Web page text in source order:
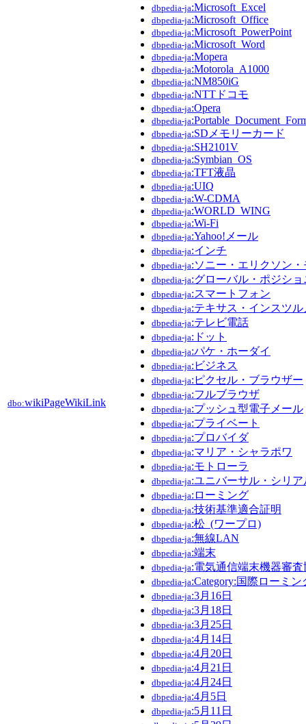
dbo:wikiPageWikiLink
dbpedia-ja:Microsoft_Excel
dbpedia-ja:Microsoft_Office
dbpedia-ja:Microsoft_PowerPoint
dbpedia-ja:Microsoft_Word
dbpedia-ja:Mopera
dbpedia-ja:Motorola_A1000
dbpedia-ja:NM850iG
dbpedia-ja:NTTドコモ
dbpedia-ja:Opera
dbpedia-ja
dbpedia-ja:SDメモリーカード
dbpedia-ja:SH2101V
dbpedia-ja:Symbian_OS
dbpedia-ja:TFT液晶
dbpedia-ja:UIQ
dbpedia-ja:W-CDMA
dbpedia-ja:WORLD_WING
dbpedia-ja:Wi-Fi
dbpedia-ja:Yahoo!メール
dbpedia-ja:インチ
dbpedia-ja:ソニー・エリクソン
dbpedia-ja:グローバル・ポジシ
dbpedia-ja:スマートフォン
dbpedia-ja:テキサス・インスツル
dbpedia-ja:テレビ電話
dbpedia-ja:ドット
dbpedia-ja:パケ・ホーダイ
dbpedia-ja:ビジネス
dbpedia-ja:ピクセル・ブラウザー
dbpedia-ja:フルブラウザ
dbpedia-ja:プッシュ型電子メール
dbpedia-ja:プライベート
dbpedia-ja:プロバイダ
dbpedia-ja:マリア・シャラポワ
dbpedia-ja:モトローラ
dbpedia-ja:ユニバーサル・シリ
dbpedia-ja:ローミング
dbpedia-ja:技術基準適合証明
dbpedia-ja:松_(ワープロ)
dbpedia-ja:無線LAN
dbpedia-ja:端末
dbpedia-ja:電気通信端末機器審査
dbpedia-ja:Category:国際ローミ
dbpedia-ja:3月16日
dbpedia-ja:3月18日
dbpedia-ja:3月25日
dbpedia-ja:4月14日
dbpedia-ja:4月20日
dbpedia-ja:4月21日
dbpedia-ja:4月24日
dbpedia-ja:4月5日
dbpedia-ja:5月11日